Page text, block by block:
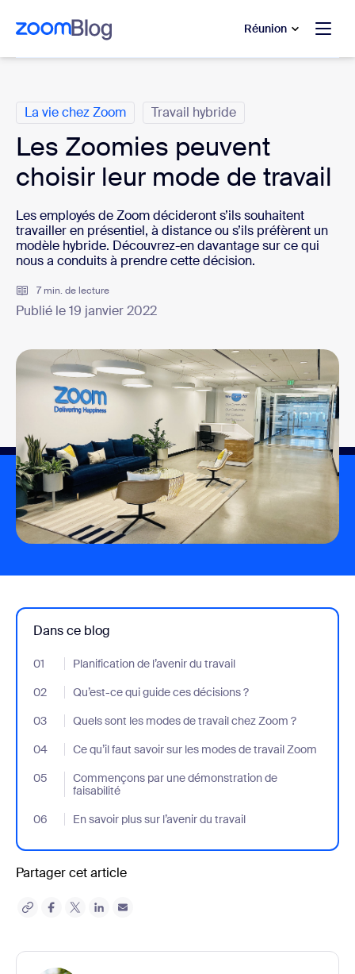
contenu principal
au chat d’aide
Réunion
La vie chez Zoom Travail hybride
Les Zoomies peuvent
choisir leur mode de travail
Les employés de Zoom décideront s’ils souhaitent
travailler en présentiel, à distance ou s’ils préfèrent un
modèle hybride. Découvrez-en davantage sur ce qui
nous a conduits à prendre cette décision.
7 min. de lecture
Publié le 19 janvier 2022
Dans ce blog
01 Planification de l’avenir du travail
- Jumplink to Planification de l’avenir du travail
02
Qu’est-ce qui guide ces décisions ?
- Jumplink to Qu’est-ce qui guide ces décisions ?
03
Quels sont les modes de travail chez Zoom ?
- Jumplink to Quels sont les modes de travail chez Zoom ?
04
Ce qu’il faut savoir sur les modes de travail Zoom
- Jumplink to Ce qu’il faut savoir sur les modes de travail Zoom
05
Commençons par une démonstration de
faisabilité
- Jumplink to Commençons par une démonstration de faisabilité
06 En savoir plus sur l’avenir du travail
- Jumplink to En savoir plus sur l’avenir du travail
Partager cet article